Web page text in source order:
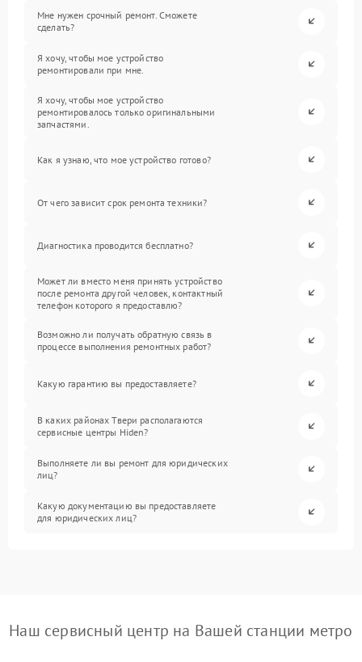
Мне нужен срочный ремонт. Сможете
сделать?
Я хочу, чтобы мое устройство
ремонтировали при мне.
Я хочу, чтобы мое устройство
ремонтировалось только оригинальными
запчастями.
Как я узнаю, что мое устройство готово?
От чего зависит срок ремонта техники?
Диагностика проводится бесплатно?
Может ли вместо меня принять устройство
после ремонта другой человек, контактный
телефон которого я предоставлю?
Возможно ли получать обратную связь в
процессе выполнения ремонтных работ?
Какую гарантию вы предоставляете?
В каких районах Твери располагаются
сервисные центры Hiden?
Выполняете ли вы ремонт для юридических
лиц?
Какую документацию вы предоставляете
для юридических лиц?
Наш сервисный центр на Вашей станции метро